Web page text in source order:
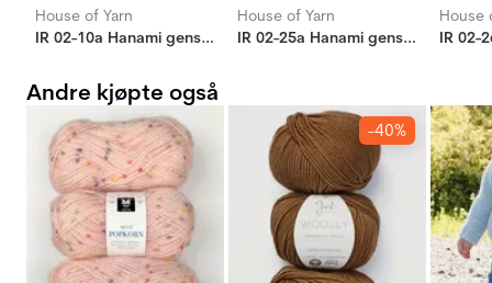
House of Yarn
IR 02-10a Hanami genser barn
House of Yarn
IR 02-25a Hanami genser barn
House
Andre kjøpte også
-40%